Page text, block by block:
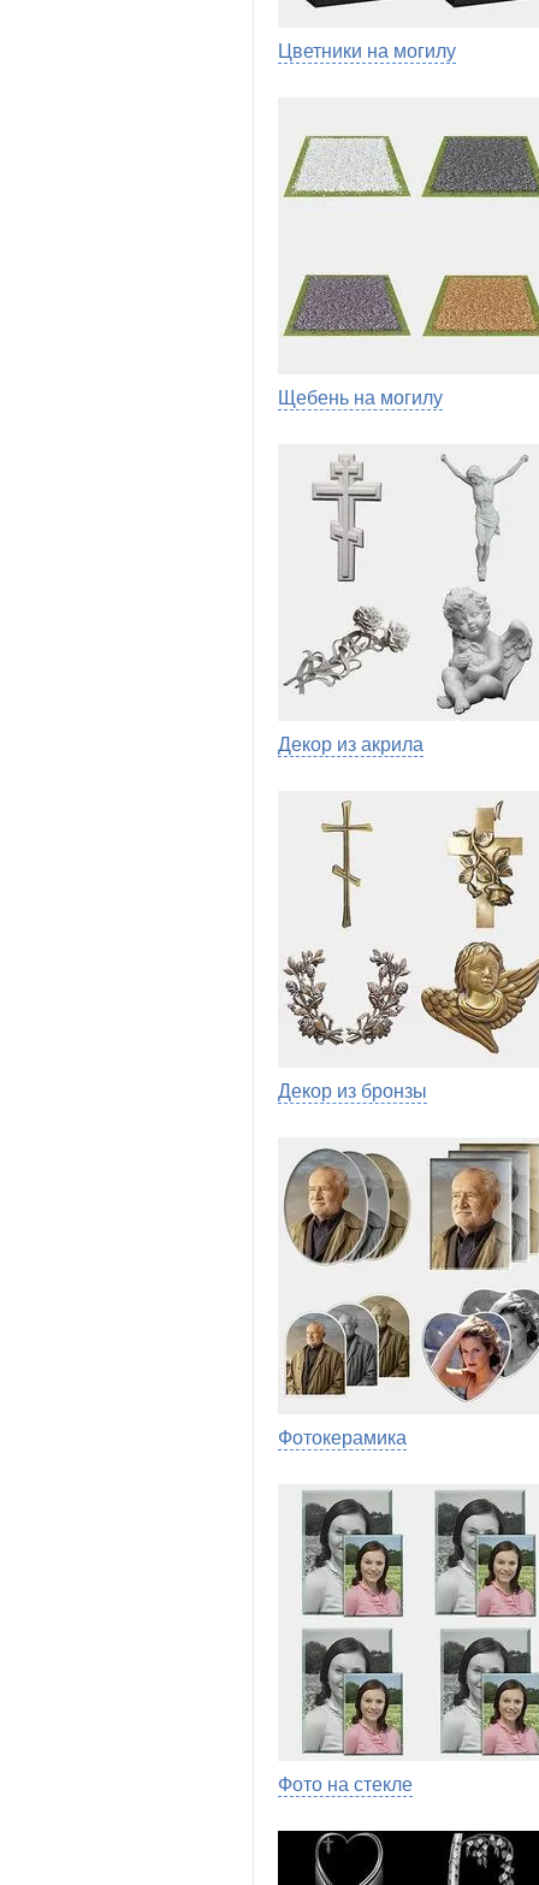
Цветники на могилу
Щебень на могилу
Декор из акрила
Декор из бронзы
Фотокерамика
Фото на стекле